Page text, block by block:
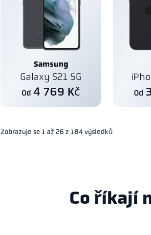
Samsung
Galaxy S21 5G
Od 4 769 Kč Od
Zobrazuje se 1 až 26 z 184 výsledků
Co říkají